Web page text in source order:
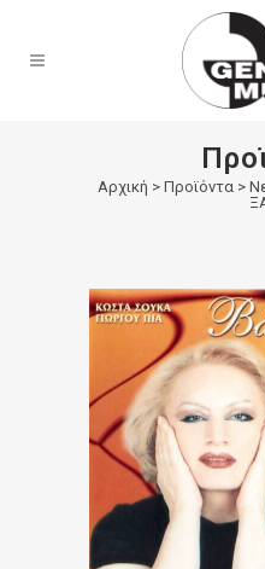
Αρχική > Προϊόντα>